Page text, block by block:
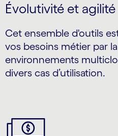
Évolutivité et agilité
Cet ensemble d'outils
vos besoins métier par
environnements
divers cas d’utilisation.